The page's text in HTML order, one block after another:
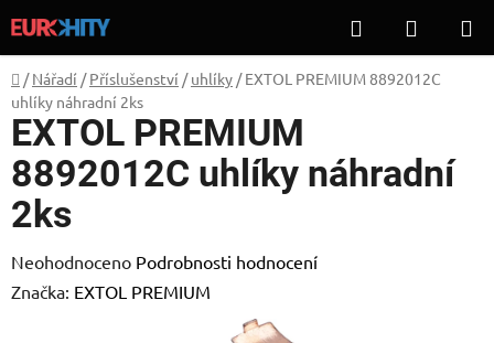
na
obsah
Hledat
KOŠÍK
Domů
/ Nářadí / Příslušenství / uhlíky / EXTOL PREMIUM 8892012C
uhlíky náhradní 2ks
EXTOL PREMIUM
8892012C uhlíky náhradní
2ks
Průměrné
hodnocení
Neohodnoceno Podrobnosti hodnocení
Značka: EXTOL PREMIUM